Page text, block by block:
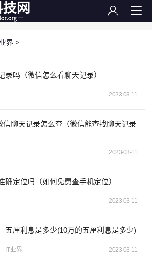
界 >
录吗（微信怎么看聊天记录）
2023-03-11
信聊天记录怎么查（微信能查找聊天记录
2023-03-11
确定位吗（如何免费查手机定位）
2023-03-11
五厘利息是多少(10万的五厘利息是多少)
IT业界 2023-03-11